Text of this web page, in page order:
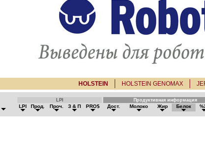
HOLSTEIN HOLSTEIN GENOMAX
LPI Продуктивная информация
LPI Прод. Проч. З & П PRO$ Дост. Молоко Жир Белок